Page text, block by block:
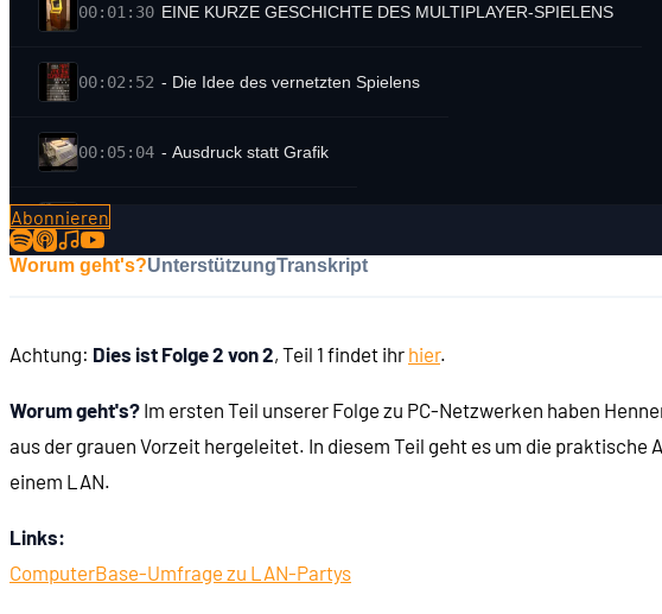
00:01:30 EINE KURZE GESCHICHTE DES MULTIPLAYER-SPIELENS
00:02:52 - Die Idee des vernetzten Spielens
00:05:04 - Ausdruck statt Grafik
00:05:58
00:09:12 - Das erste vernetzte Spiel: Maze (1973)
00:16:19 -Telepong für den Apple 2 (1978)
Abonnieren
Worum geht's?UnterstützungTranskript
Achtung: Dies ist Folge 2 von 2, Teil 1 findet ihr hier.
Worum geht's? Im ersten Teil unserer Folge zu PC-Netzwerken haben
aus der grauen Vorzeit hergeleitet. In diesem Teil geht es um die
einem LAN.
Links:
ComputerBase-Umfrage zu LAN-Partys